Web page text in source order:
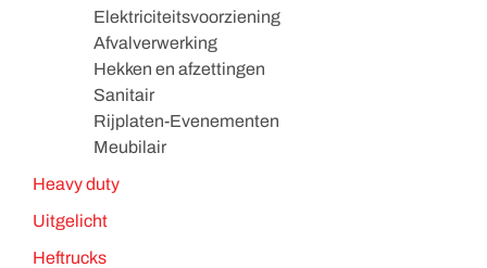
Elektriciteitsvoorziening
Afvalverwerking
Hekken en afzettingen
Sanitair
Rijplaten-Evenementen
Meubilair
Heavy duty
Uitgelicht
Heftrucks